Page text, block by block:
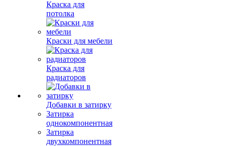
Краска для
потолка
Краски для мебели
Краска для
радиаторов
Добавки в затирку
Затирка
однокомпонентная
Затирка
двухкомпонентная